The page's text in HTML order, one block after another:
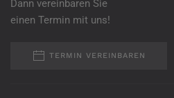
Dann vereinbaren Sie
einen Termin mit uns!
TERMIN VEREINBAREN